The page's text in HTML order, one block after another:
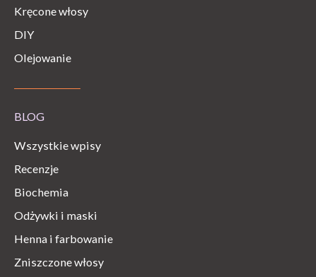
Kręcone włosy
DIY
Olejowanie
BLOG
Wszystkie wpisy
Recenzje
Biochemia
Odżywki i maski
Henna i farbowanie
Zniszczone włosy